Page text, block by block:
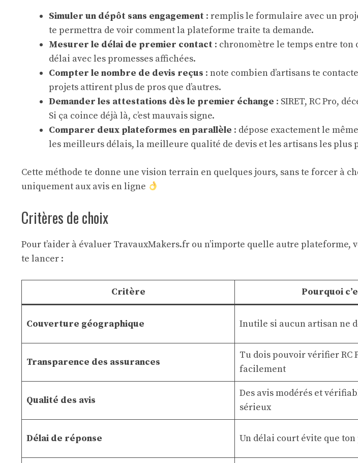
Simuler un dépôt sans engagement : remplis le formulaire avec un
te permettra de voir comment la plateforme traite ta demande.
Mesurer le délai de premier contact : chronomètre le temps entre
délai avec les promesses affichées.
Compter le nombre de devis reçus : note combien d’artisans te
projets attirent plus de pros que d’autres.
Demander les attestations dès le premier échange : SIRET, RC Pro,
Si ça coince déjà là, c’est mauvais signe.
Comparer deux plateformes en parallèle : dépose exactement le
les meilleurs délais, la meilleure qualité de devis et les artisans les plus
Cette méthode te donne une vision terrain en quelques jours, sans te forcer à
uniquement aux avis en ligne
Critères de choix
Pour t’aider à évaluer TravauxMakers.fr ou n’importe quelle autre plateforme,
te lancer :
Critère Pourquoi
Couverture géographique Inutile si aucun artisan ne
Transparence des assurances
Tu dois pouvoir vérifier RC
facilement
Qualité des avis
Des avis modérés et
sérieux
Délai de réponse Un délai court évite que